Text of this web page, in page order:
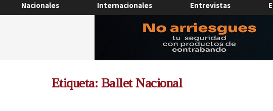
Nacionales Internacionales Entrevistas
Etiqueta: Ballet Nacional